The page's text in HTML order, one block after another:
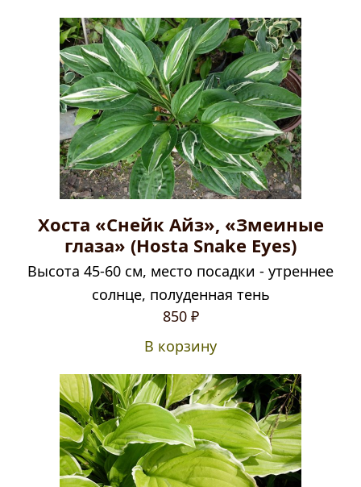
Хоста «Снейк Айз», «Змеиные
глаза» (Hosta Snake Eyes)
Высота 45-60 см, место посадки - утреннее
солнце, полуденная тень
850 ₽
В корзину